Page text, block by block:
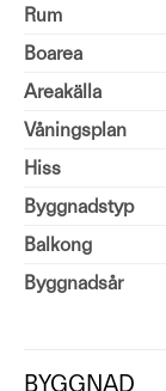
Rum
Boarea
Areakälla
Våningsplan
Hiss
Byggnadstyp
Balkong
Byggnadsår
BYGGNAD